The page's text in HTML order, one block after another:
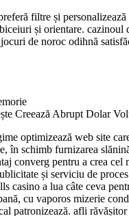
filtre și
și orientare.
de noroc odihnă
Creează Abrupt Dolar
optimizează web site
schimb furnizarea
converg pentru a crea
și serviciu de
a lua câte ceva
cu vaporos mizerie
patronizează. afli